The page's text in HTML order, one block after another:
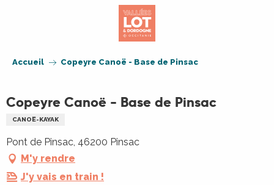
Accueil Copeyre Canoë - Base de Pinsac
Copeyre Canoë - Base de Pinsac
CANOË-KAYAK
Pont de Pinsac, 46200 Pinsac
M'y rendre
J'y vais en train !